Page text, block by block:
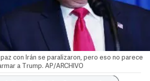
con Irán se paralizaron, pero eso no parece
a Trump. AP/ARCHIVO